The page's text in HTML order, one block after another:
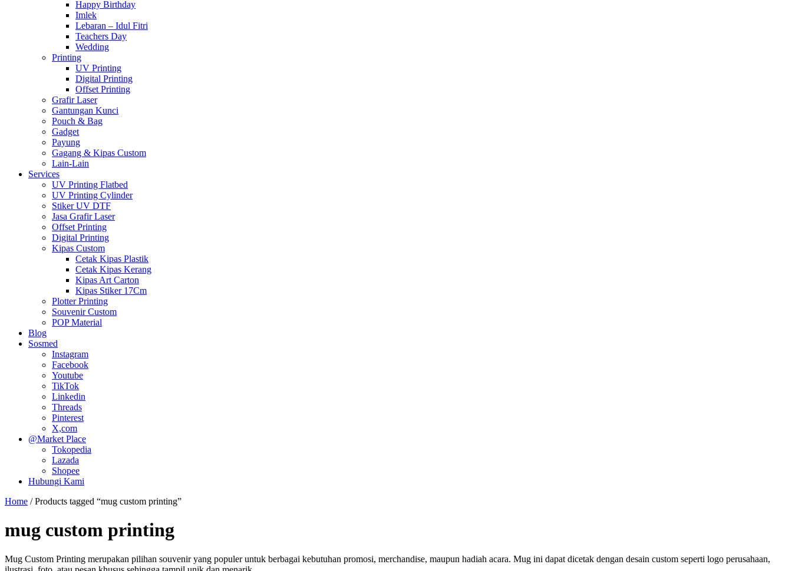
Happy Birthday
Imlek
Lebaran – Idul Fitri
Teachers Day
Wedding
Printing
UV Printing
Digital Printing
Offset Printing
Grafir Laser
Gantungan Kunci
Pouch & Bag
Gadget
Payung
Gagang & Kipas Custom
Lain-Lain
Services
UV Printing Flatbed
UV Printing Cylinder
Stiker UV DTF
Jasa Grafir Laser
Offset Printing
Digital Printing
Kipas Custom
Cetak Kipas Plastik
Cetak Kipas Kerang
Kipas Art Carton
Kipas Stiker 17Cm
Plotter Printing
Souvenir Custom
POP Material
Blog
Sosmed
Instagram
Facebook
Youtube
TikTok
Linkedin
Threads
Pinterest
X,com
@Market Place
Tokopedia
Lazada
Shopee
Hubungi Kami
Home / Products tagged “mug custom printing”
mug custom printing
Mug Custom Printing merupakan pilihan souvenir yang populer untuk berbagai kebutuhan promosi, merchandise, maupun hadiah acara. Mug ini dapat dicetak dengan desain custom seperti logo perusahaan,